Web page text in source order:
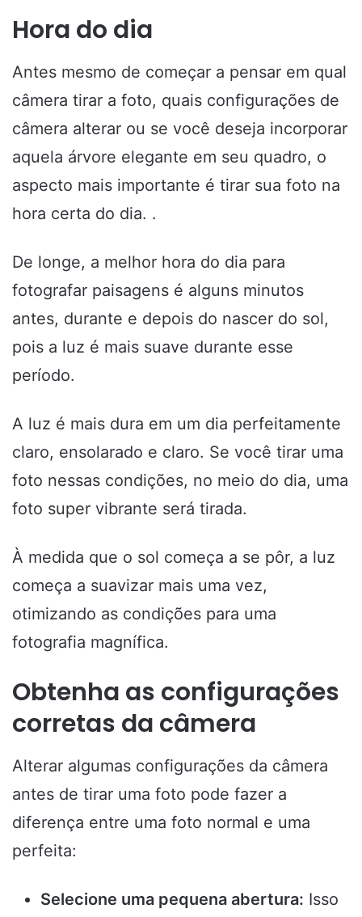
Hora do dia
Antes mesmo de começar a pensar em qual
câmera tirar a foto, quais configurações de
câmera alterar ou se você deseja incorporar
aquela árvore elegante em seu quadro, o
aspecto mais importante é tirar sua foto na
hora certa do dia. .
De longe, a melhor hora do dia para
fotografar paisagens é alguns minutos
antes, durante e depois do nascer do sol,
pois a luz é mais suave durante esse
período.
A luz é mais dura em um dia perfeitamente
claro, ensolarado e claro. Se você tirar uma
foto nessas condições, no meio do dia, uma
foto super vibrante será tirada.
À medida que o sol começa a se pôr, a luz
começa a suavizar mais uma vez,
otimizando as condições para uma
fotografia magnífica.
Obtenha as configurações
corretas da câmera
Alterar algumas configurações da câmera
antes de tirar uma foto pode fazer a
diferença entre uma foto normal e uma
perfeita:
Selecione uma pequena abertura: Isso